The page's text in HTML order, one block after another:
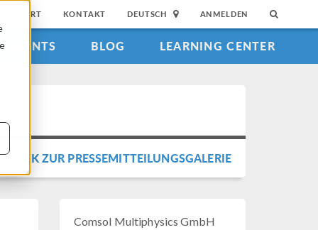
SUPPORT KONTAKT DEUTSCH ANMELDEN
EVENTS BLOG LEARNING CENTER
ZUR PRESSEMITTEILUNGSGALERIE
Comsol Multiphysics GmbH